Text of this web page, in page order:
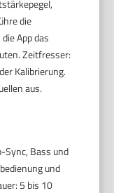
die
App das
Zeitfresser:
Kalibrierung.
aus.
Sync, Bass und
und
5 bis 10